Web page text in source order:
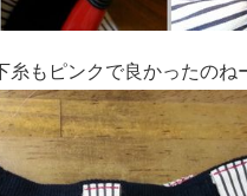
もピンクで良かったのね